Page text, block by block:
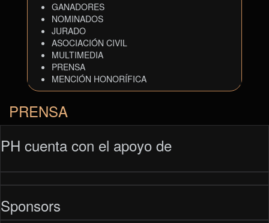
GANADORES
NOMINADOS
JURADO
ASOCIACIÓN CIVIL
MULTIMEDIA
PRENSA
MENCIÓN HONORÍFICA
PRENSA
PH cuenta con el apoyo de
Sponsors